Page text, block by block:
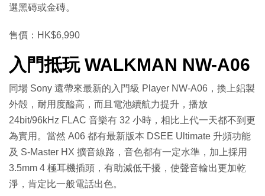
選黑磚或金磚。
售價：HK$6,990
入門抵玩 WALKMAN NW-A06
同場 Sony 還帶來最新的入門級 Player NW-A06，換上鋁製
外殻，耐用度醠高，而且電池續航力提升，播放
24bit/96kHz FLAC 音樂有 32 小時，相比上代一天都不到更
為實用。當然 A06 都有最新版本 DSEE Ultimate 升頻功能
及 S-Master HX 擴音線路，音色都有一定水準，加上採用
3.5mm 4 極耳機插頭，有助減低干擾，使聲音輸出更加乾
淨，肯定比一般電話出色。